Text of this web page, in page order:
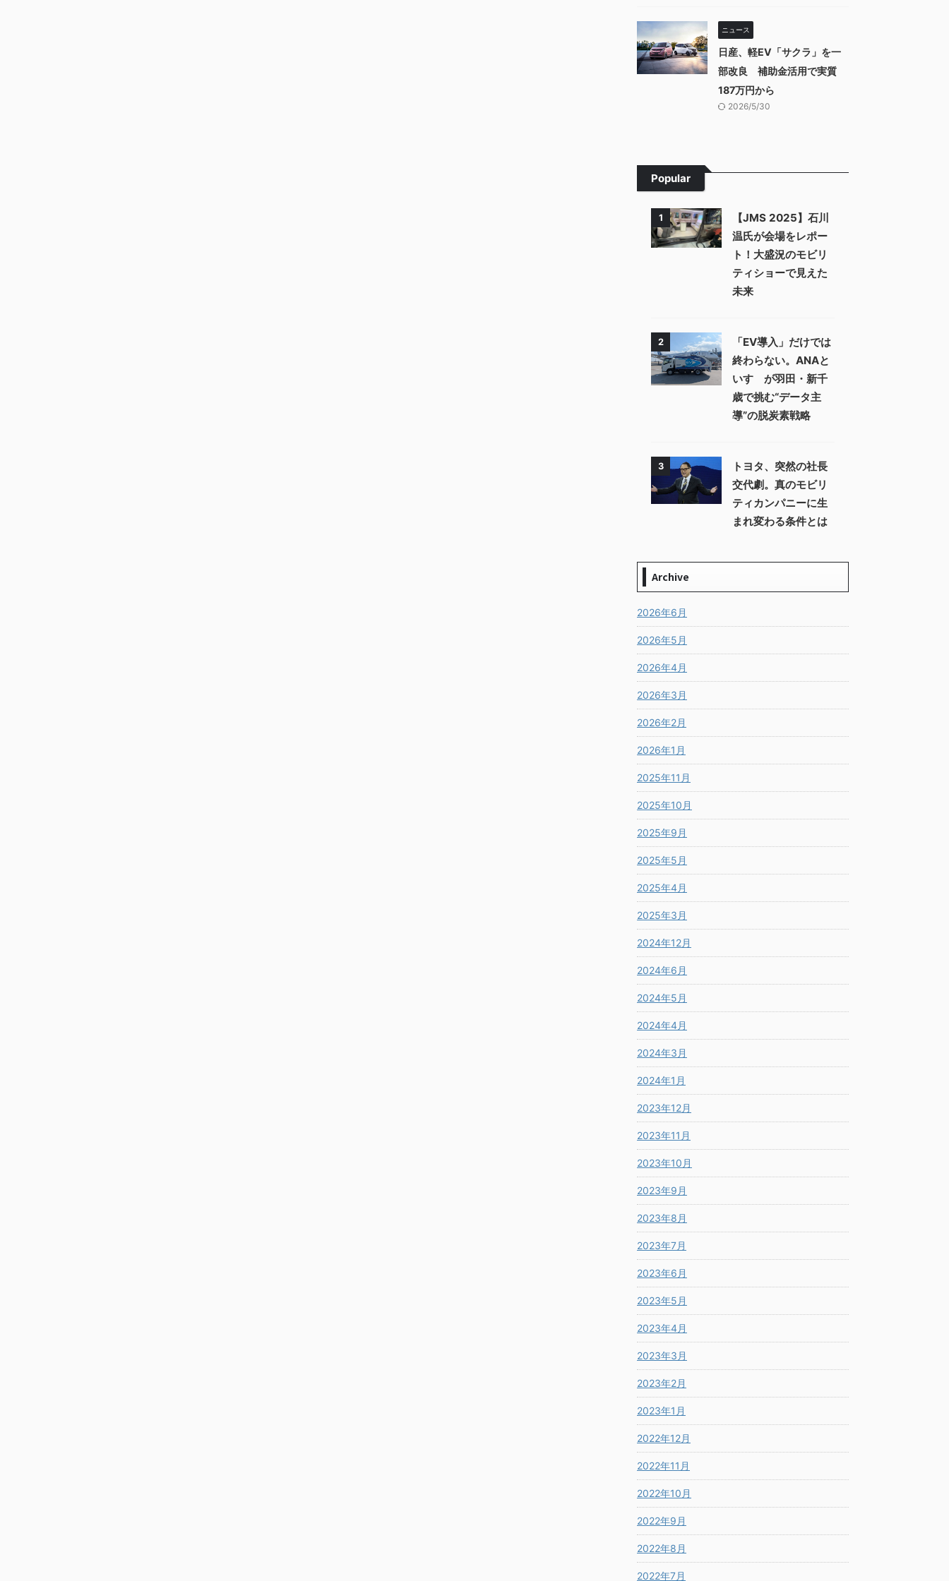
ニュース
日産、軽EV「サクラ」を一
部改良 補助金活用で実質
187万円から
2026/5/30
Popular
1
【JMS 2025】石川
温氏が会場をレポー
ト！大盛況のモビリ
ティショーで見えた
未来
2
「EV導入」だけでは
終わらない。ANAと
いすゞが羽田・新千
歳で挑む“データ主
導”の脱炭素戦略
3
トヨタ、突然の社長
交代劇。真のモビリ
ティカンパニーに生
まれ変わる条件とは
Archive
2026年6月
2026年5月
2026年4月
2026年3月
2026年2月
2026年1月
2025年11月
2025年10月
2025年9月
2025年5月
2025年4月
2025年3月
2024年12月
2024年6月
2024年5月
2024年4月
2024年3月
2024年1月
2023年12月
2023年11月
2023年10月
2023年9月
2023年8月
2023年7月
2023年6月
2023年5月
2023年4月
2023年3月
2023年2月
2023年1月
2022年12月
2022年11月
2022年10月
2022年9月
2022年8月
2022年7月